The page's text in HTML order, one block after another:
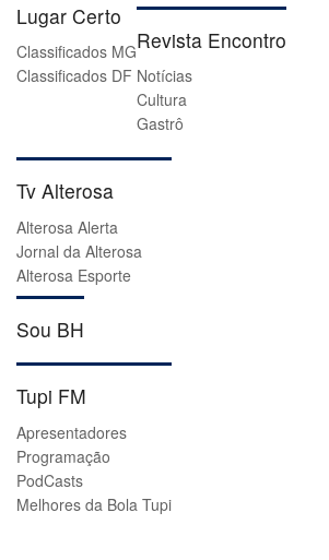
Lugar Certo
Classificados MG
Classificados DF
Revista Encontro
Notícias
Cultura
Gastrô
Tv Alterosa
Alterosa Alerta
Jornal da Alterosa
Alterosa Esporte
Sou BH
Tupi FM
Apresentadores
Programação
PodCasts
Melhores da Bola Tupi